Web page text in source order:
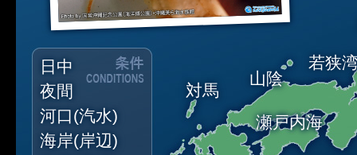
若狭
山陰
瀬戸内海
対馬
日中
夜間
河口(汽水)
海岸(岸辺)